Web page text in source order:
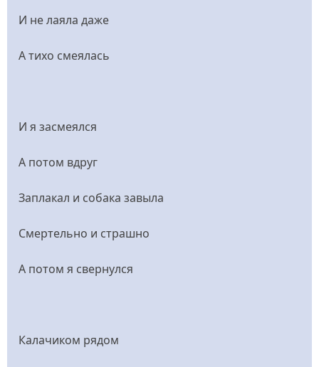
И не лаяла даже
А тихо смеялась
И я засмеялся
А потом вдруг
Заплакал и собака завыла
Смертельно и страшно
А потом я свернулся
Калачиком рядом